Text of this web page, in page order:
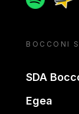
BOCCONI
SDA
Egea